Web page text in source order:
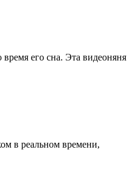
его сна. Эта видеоняня
в реальном времени,